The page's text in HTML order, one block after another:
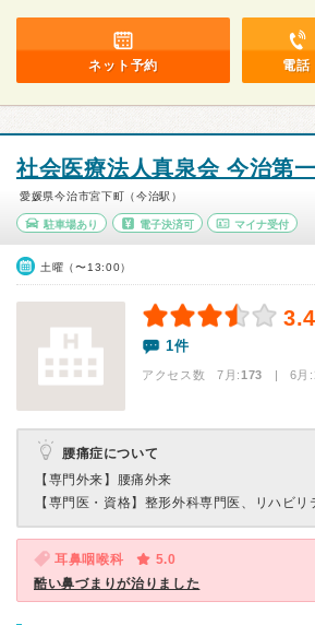
ネット予約 電話
社会医療法人真泉会 今治第
愛媛県今治市宮下町（今治駅）
駐車場あり 電子決済可 マイナ受付
土曜（〜13:00）
1件
アクセス数 7月:173 | 6月:
腰痛症について
【専門外来】
腰痛外来
【専門医・資格】 整形外科専門医、リハビリ
耳鼻咽喉科
5.0
酷い鼻づまりが治りました